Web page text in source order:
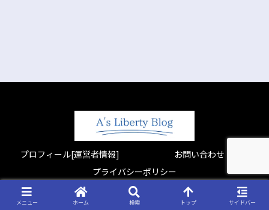
プロフィール[運営者情報]
お問い合わせ
プライバシーポリシー
Copyright © 2022-2026 All Rights Reserved.
メニュー ホーム 検索 トップ サイドバー